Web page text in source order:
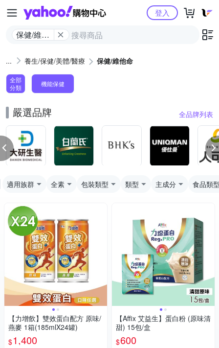
Yahoo購物中心
保健/維他
登入
養生/保健/美體/醫療 保健/維他命
全部
分類
機能保健
嚴選品牌 全品牌列表
適用族群 全素 包裝類型 類型 主成分 食品類
【力增飲】雙效蛋白配方 原味/
燕麥 1箱(185mlX24罐)
$1,400
【Affix 艾益生】蛋白粉 (原味清
甜) 15包/盒
$600